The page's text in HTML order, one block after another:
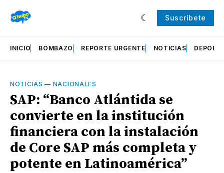
Suscríbete
INICIO BOMBAZO REPORTE URGENTE NOTICIAS
NOTICIAS — NACIONALES
SAP: “Banco Atlántida se
convierte en la institución
financiera con la instalación
de Core SAP más completa y
potente en Latinoamérica”